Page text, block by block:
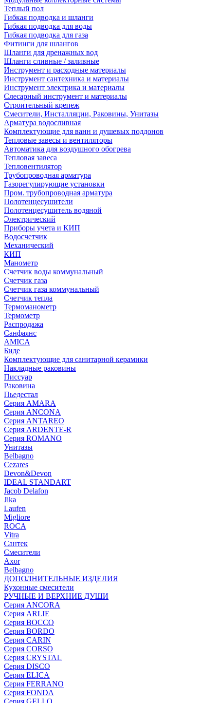
Теплый пол
Гибкая подводка и шланги
Гибкая подводка для воды
Гибкая подводка для газа
Фитинги для шлангов
Шланги для дренажных вод
Шланги сливные / заливные
Инструмент и расходные материалы
Инструмент сантехника и материалы
Инструмент электрика и материалы
Слесарный инструмент и материалы
Строительный крепеж
Смесители, Инсталляции, Раковины, Унитазы
Арматура водосливная
Комплектующие для ванн и душевых поддонов
Тепловые завесы и вентиляторы
Автоматика для воздушного обогрева
Тепловая завеса
Тепловентилятор
Трубопроводная арматура
Газорегулирующие установки
Пром. трубопроводная арматура
Полотенцесушители
Полотенцесушитель водяной
Электрический
Приборы учета и КИП
Водосчетчик
Механический
КИП
Манометр
Счетчик воды коммунальный
Счетчик газа
Счетчик газа коммунальный
Счетчик тепла
Термоманометр
Термометр
Распродажа
Санфаянс
AMICA
Биде
Комплектующие для санитарной керамики
Накладные раковины
Писсуар
Раковина
Пьедестал
Серия AMARA
Серия ANCONA
Серия ANTAREO
Серия ARDENTE-R
Серия ROMANO
Унитазы
Belbagno
Cezares
Devon&Devon
IDEAL STANDART
Jacob Delafon
Jika
Laufen
Migliore
ROCA
Vitra
Сантек
Смесители
Axor
Belbagno
ДОПОЛНИТЕЛЬНЫЕ ИЗДЕЛИЯ
Кухонные смесители
РУЧНЫЕ И ВЕРХНИЕ ДУШИ
Серия ANCORA
Серия ARLIE
Серия BOCCO
Серия BORDO
Серия CARIN
Серия CORSO
Серия CRYSTAL
Серия DISCO
Серия ELICA
Серия FERRANO
Серия FONDA
Серия GELLO